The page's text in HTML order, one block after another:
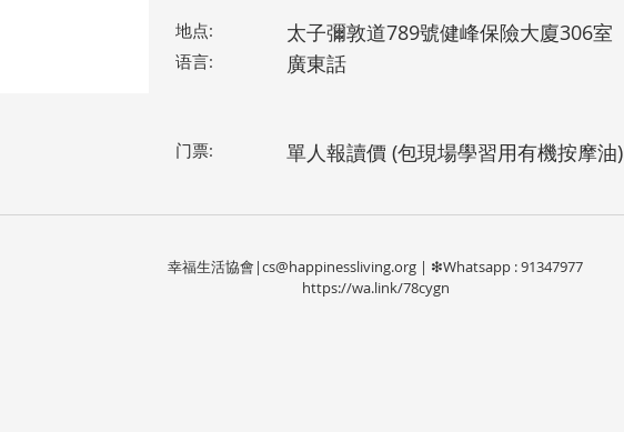
地点: 太子彌敦道789號健峰保險大廈306室
语言: 廣東話
门票: 單人報讀價 (包現場學習用有機按摩油)
幸福生活協會|cs@happinessliving.org | ❇Whatsapp : 91347977
https://wa.link/78cygn